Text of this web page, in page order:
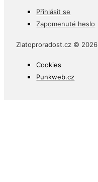
Přihlásit se
Zapomenuté heslo
Zlatoproradost.cz © 2026
Cookies
Punkweb.cz